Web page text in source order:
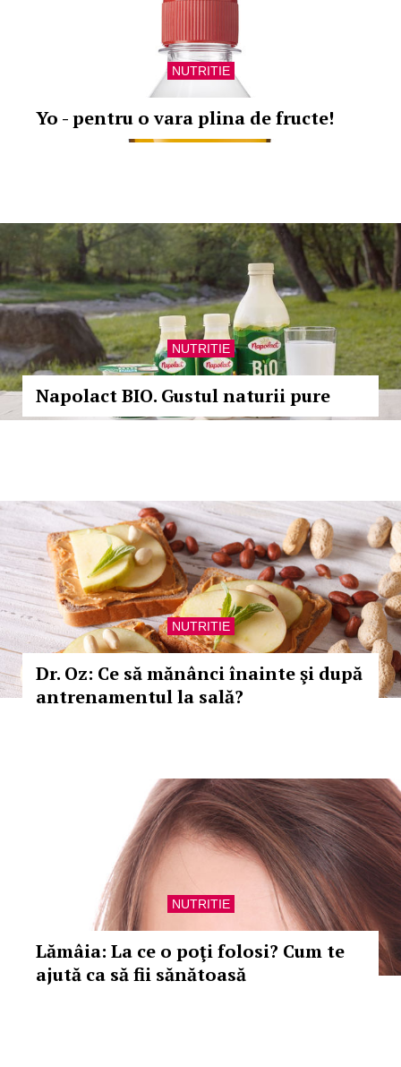
NUTRITIE
Yo - pentru o vara plina de fructe!
NUTRITIE
Napolact BIO. Gustul naturii pure
NUTRITIE
Dr. Oz: Ce să mănânci înainte şi după
antrenamentul la sală?
NUTRITIE
Lămâia: La ce o poţi folosi? Cum te
ajută ca să fii sănătoasă